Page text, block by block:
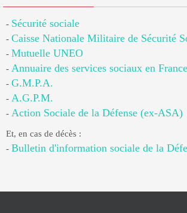
- Sécurité sociale
- Caisse Nationale Militaire de Sécurité
- Mutuelle UNEO
- Annuaire des services sociaux en France
- G.M.P.A.
- A.G.P.M.
- Action Sociale de la Défense (ex-ASA)
Et, en cas de décès :
- Bulletin d'information sociale de la